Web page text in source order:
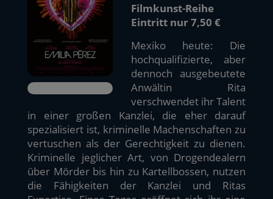
Filmkunst-Reihe
Eintritt nur 7,50 €
Mexiko heute: Die
hochqualifizierte, aber
dennoch ausgebeutete
Anwältin Rita
verschwendet ihr Talent
in einer großen Kanzlei, die eher darauf
spezialisiert ist, kriminelle Machenschaften zu
vertuschen als der Gerechtigkeit zu dienen.
Kriminelle jeglicher Art, von Drogendealern
über Mörder bis hin zu Kartellbossen, nutzen
die Fähigkeiten der Kanzlei und Ritas